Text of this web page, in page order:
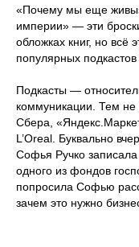
«Почему мы еще
империи» — эти
обложках книг, но всё
популярных подкастов
Подкасты —
коммуникации. Тем не
Сбера,
L’Oreal. Буквально
Софья Ручко
одного из фондов
попросила Софью
зачем это нужно